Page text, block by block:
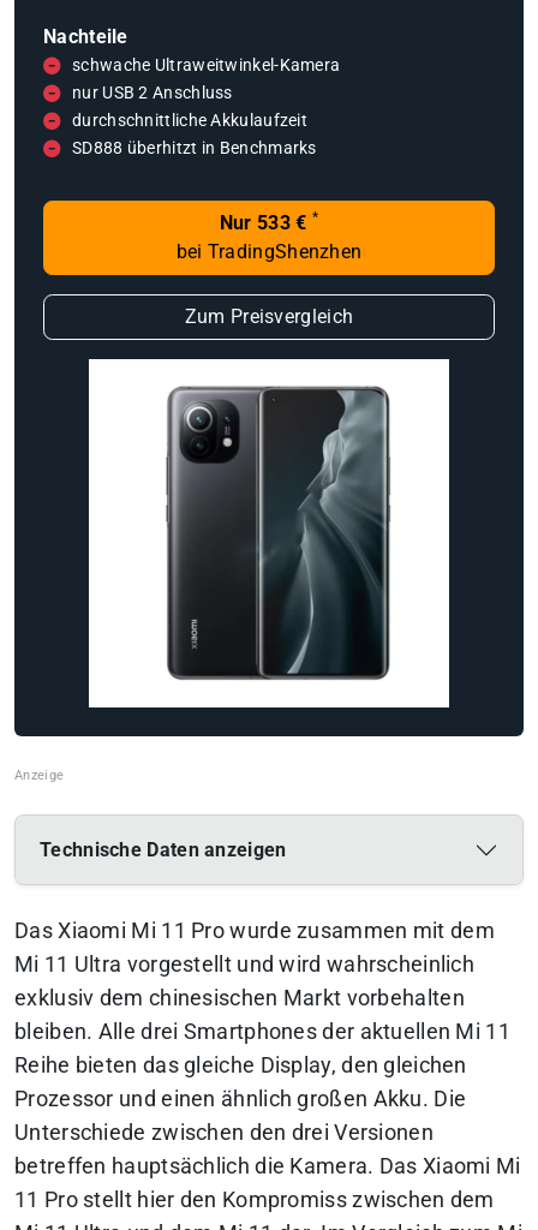
Nachteile
schwache Ultraweitwinkel-Kamera
nur USB 2 Anschluss
durchschnittliche Akkulaufzeit
SD888 überhitzt in Benchmarks
Nur 533 € *
bei TradingShenzhen
Zum Preisvergleich
Technische Daten anzeigen
Das Xiaomi Mi 11 Pro wurde zusammen mit dem
Mi 11 Ultra vorgestellt und wird wahrscheinlich
exklusiv dem chinesischen Markt vorbehalten
bleiben. Alle drei Smartphones der aktuellen Mi 11
Reihe bieten das gleiche Display, den gleichen
Prozessor und einen ähnlich großen Akku. Die
Unterschiede zwischen den drei Versionen
betreffen hauptsächlich die Kamera. Das Xiaomi Mi
11 Pro stellt hier den Kompromiss zwischen dem